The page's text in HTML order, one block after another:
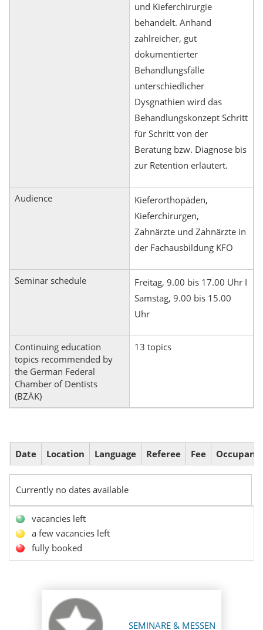
und Kieferchirurgie
behandelt. Anhand
zahlreicher, gut
dokumentierter
Behandlungsfälle
unterschiedlicher
Dysgnathien wird das
Behandlungskonzept Schritt
für Schritt von der
Beratung bzw. Diagnose bis
zur Retention erläutert.
Audience
Kieferorthopäden,
Kieferchirurgen,
Zahnärzte und Zahnärzte in
der Fachausbildung KFO
Seminar schedule
Freitag, 9.00 bis 17.00 Uhr I
Samstag, 9.00 bis 15.00
Uhr
Continuing education
topics recommended by
the German Federal
Chamber of Dentists
(BZÄK)
13 topics
Date Location Language Referee Fee
Currently no dates available
vacancies left
a few vacancies left
fully booked
SEMINARE & MESSEN